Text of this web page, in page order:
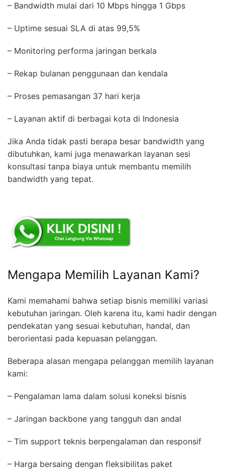
– Bandwidth mulai dari 10 Mbps hingga 1 Gbps
– Uptime sesuai SLA di atas 99,5%
– Monitoring performa jaringan berkala
– Rekap bulanan penggunaan dan kendala
– Proses pemasangan 37 hari kerja
– Layanan aktif di berbagai kota di Indonesia
Jika Anda tidak pasti berapa besar bandwidth yang
dibutuhkan, kami juga menawarkan layanan sesi
konsultasi tanpa biaya untuk membantu memilih
bandwidth yang tepat.
Mengapa Memilih Layanan Kami?
Kami memahami bahwa setiap bisnis memiliki variasi
kebutuhan jaringan. Oleh karena itu, kami hadir dengan
pendekatan yang sesuai kebutuhan, handal, dan
berorientasi pada kepuasan pelanggan.
Beberapa alasan mengapa pelanggan memilih layanan
kami:
– Pengalaman lama dalam solusi koneksi bisnis
– Jaringan backbone yang tangguh dan andal
– Tim support teknis berpengalaman dan responsif
– Harga bersaing dengan fleksibilitas paket